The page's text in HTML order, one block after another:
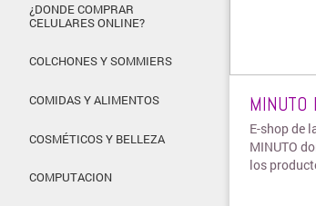
¿DONDE COMPRAR
CELULARES ONLINE?
COLCHONES Y SOMMIERS
COMIDAS Y ALIMENTOS
COSMÉTICOS Y BELLEZA
COMPUTACION
MINUTO
E-shop de
MINUTO
los